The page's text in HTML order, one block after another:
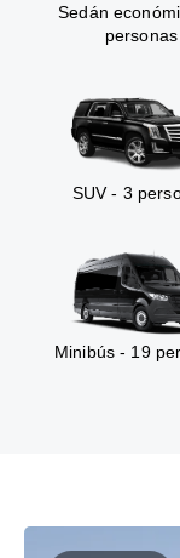
Sedán
personas
SUV - 3
Minibús - 19